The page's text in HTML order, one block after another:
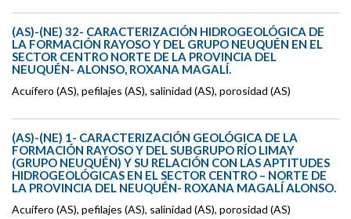
(AS)-(NE) 32- CARACTERIZACIÓN HIDROGEOLÓGICA DE
LA FORMACIÓN RAYOSO Y DEL GRUPO NEUQUÉN EN EL
SECTOR CENTRO NORTE DE LA PROVINCIA DEL
NEUQUÉN- ALONSO, ROXANA MAGALÍ.
Acuífero (AS), pefilajes (AS), salinidad (AS), porosidad (AS)
(AS)-(NE) 1- CARACTERIZACIÓN GEOLÓGICA DE LA
FORMACIÓN RAYOSO Y DEL SUBGRUPO RÍO LIMAY
(GRUPO NEUQUÉN) Y SU RELACIÓN CON LAS APTITUDES
HIDROGEOLÓGICAS EN EL SECTOR CENTRO – NORTE DE
LA PROVINCIA DEL NEUQUÉN- ROXANA MAGALÍ ALONSO.
Acuífero (AS), pefilajes (AS), salinidad (AS), porosidad (AS)